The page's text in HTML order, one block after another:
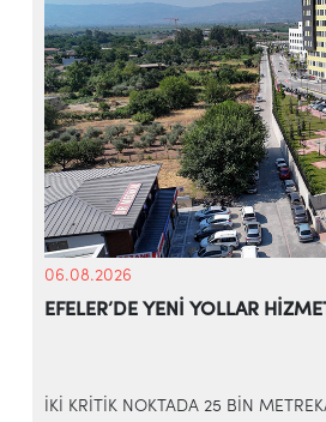
06.08.2026
EFELER’DE YENİ YOLLAR
İKİ KRİTİK NOKTADA 25 BİN